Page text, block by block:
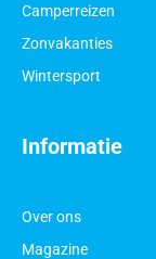
Informatie
Over ons
Magazine
Camperreizen
Zonvakanties
Wintersport